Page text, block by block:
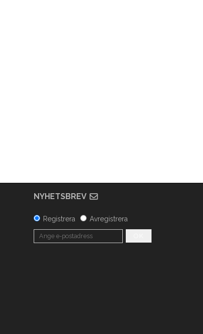
NYHETSBREV
Registrera Avregistrera